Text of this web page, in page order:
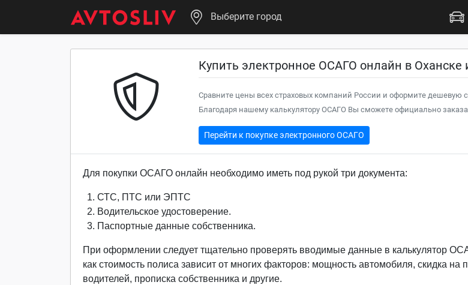
Выберите город
Купить электронное ОСАГО онлайн в
Сравните цены всех страховых компаний России и оформите дешевую
Благодаря нашему калькулятору ОСАГО Вы сможете официально
Перейти к покупке электронного ОСАГО
Для покупки ОСАГО онлайн необходимо иметь под рукой три документа:
СТС, ПТС или ЭПТС
Водительское удостоверение.
Паспортные данные собственника.
При оформлении следует тщательно проверять вводимые данные в калькулятор
как стоимость полиса зависит от многих факторов: мощность автомобиля, скидка на
водителей, прописка собственника и другие.